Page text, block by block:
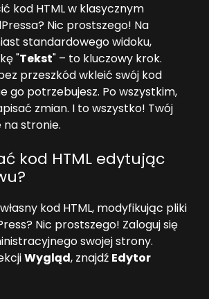
kod HTML w klasycznym
Nic prostszego! Na
standardowego widoku,
"Tekst" – to kluczowy krok.
przeszkód wkleić swój kod
go potrzebujesz. Po wszystkim,
zmian. I to wszystko! Twój
na stronie.
kod HTML edytując
kod HTML, modyfikując pliki
Nic prostszego! Zaloguj się
swojej strony.
Wygląd, znajdź Edytor